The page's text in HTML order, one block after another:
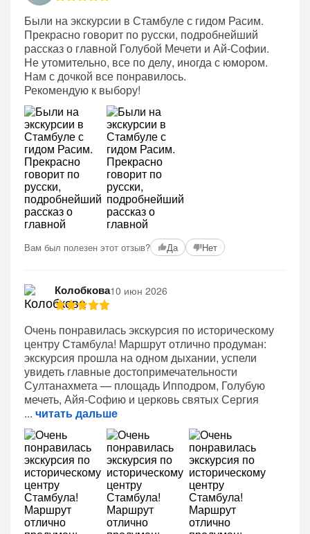
Были на экскурсии в Стамбуле с гидом Расим.
Прекрасно говорит по русски, подробнейший
рассказ о главной Голубой Мечети и Ай-Софии.
Не утомительно, все по делу, иногда с юмором.
Нам с дочкой все понравилось.
Рекомендую к выбору!
Вам был полезен этот отзыв? Да Нет
Колобкова10 июн 2026
Очень понравилась экскурсия по историческому
центру Стамбула! Маршрут отлично продуман:
экскурсия прошла на одном дыхании, успели
увидеть главные достопримечательности
Султанахмета — площадь Ипподром, Голубую
мечеть, Айя-Софию и церковь святых Сергия
читать дальше